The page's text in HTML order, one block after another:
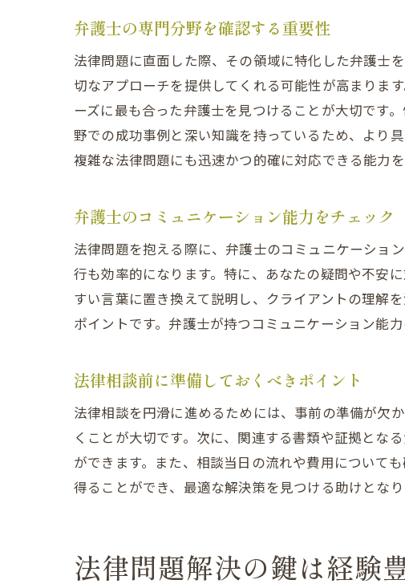
豊富
藤垣
弁護士の専門分野を確認する重要性
法律問題に直面した際、その領域に特化した弁護士
切なアプローチを提供してくれる可能性が高まりま
ーズに最も合った弁護士を見つけることが大切です
野での成功事例と深い知識を持っているため、より
複雑な法律問題にも迅速かつ的確に対応できる能力を
弁護士のコミュニケーション能力をチェック
法律問題を抱える際に、弁護士のコミュニケーショ
行も効率的になります。特に、あなたの疑問や不安
すい言葉に置き換えて説明し、クライアントの理解
ポイントです。弁護士が持つコミュニケーション能
法律相談前に準備しておくべきポイント
法律相談を円滑に進めるためには、事前の準備が欠
くことが大切です。次に、関連する書類や証拠とな
ができます。また、相談当日の流れや費用について
得ることができ、最適な解決策を見つける助けとな
法律問題解決の鍵は経験